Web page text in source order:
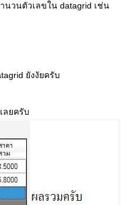
นวนตัวเลขใน datagrid เช่น
ยังงัยครับ
ลยครับ